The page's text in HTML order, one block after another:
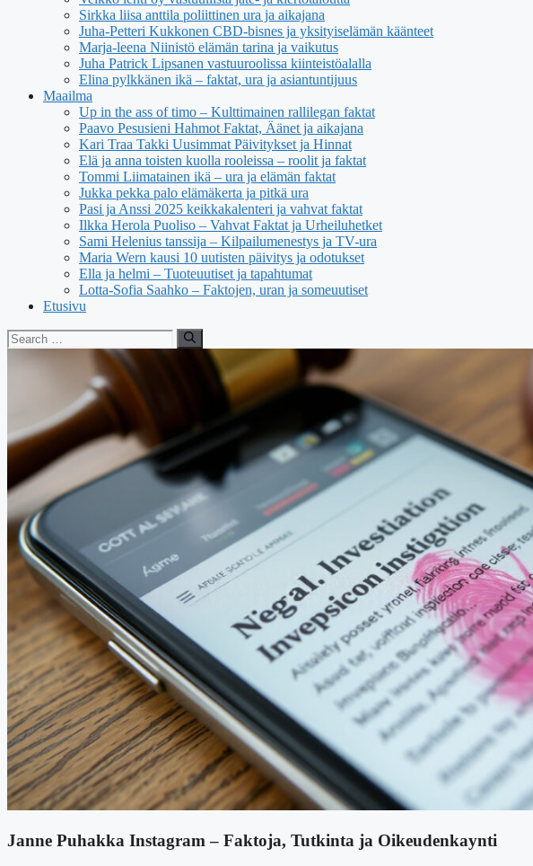
Sirkka liisa anttila poliittinen ura ja aikajana
Juha-Petteri Kukkonen CBD-bisnes ja yksityiselämän käänteet
Marja-leena Niinistö elämän tarina ja vaikutus
Juha Patrick Lipsanen vastuuroolissa kiinteistöalalla
Elina pylkkänen ikä – faktat, ura ja asiantuntijuus
Maailma
Up in the ass of timo – Kulttimainen rallilegan faktat
Paavo Pesusieni Hahmot Faktat, Äänet ja aikajana
Kari Traa Takki Uusimmat Päivitykset ja Hinnat
Elä ja anna toisten kuolla rooleissa – roolit ja faktat
Tommi Liimatainen ikä – ura ja elämän faktat
Jukka pekka palo elämäkerta ja pitkä ura
Pasi ja Anssi 2025 keikkakalenteri ja vahvat faktat
Ilkka Herola Puoliso – Vahvat Faktat ja Urheiluhetket
Sami Helenius tanssija – Kilpailumenestys ja TV-ura
Maria Wern kausi 10 uutisten päivitys ja odotukset
Ella ja helmi – Tuoteuutiset ja tapahtumat
Lotta-Sofia Saahko – Faktojen, uran ja someuutiset
Etusivu
Search
for:
Janne Puhakka Instagram – Faktoja, Tutkinta ja Oikeudenkaynti